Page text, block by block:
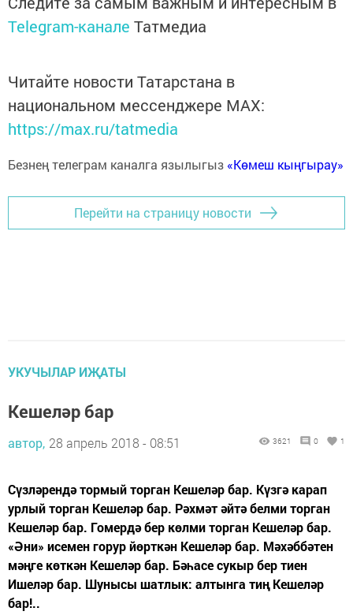
Telegram-канале Татмедиа
Читайте новости Татарстана в
национальном мессенджере MАХ:
https://max.ru/tatmedia
Безнең телеграм каналга язылыгыз «Көмеш кыңгырау»
Перейти на страницу новости
УКУЧЫЛАР ИҖАТЫ
Кешеләр бар
автор, 28 апрель 2018 - 08:51 3621 0 1
Сүзләрендә тормый торган Кешеләр бар. Күзгә карап
урлый торган Кешеләр бар. Рәхмәт әйтә белми торган
Кешеләр бар. Гомердә бер көлми торган Кешеләр бар.
«Әни» исемен горур йөрткән Кешеләр бар. Мәхәббәтен
мәңге көткән Кешеләр бар. Бәһасе сукыр бер тиен
Ишеләр бар. Шунысы шатлык: алтынга тиң Кешеләр
бар!..